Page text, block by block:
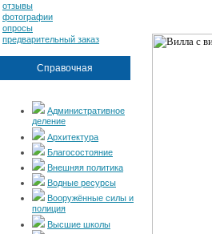
отзывы
фотографии
опросы
предварительный заказ
Справочная
Административное
деление
Архитектура
Благосостояние
Внешняя политика
Водные ресурсы
Вооружённые силы и
полиция
Высшие школы